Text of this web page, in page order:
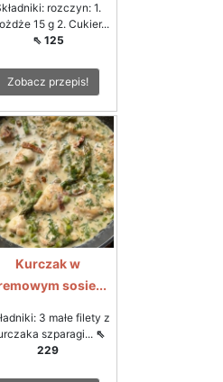
rozczyn: 1.
15 g 2. Cukier...
⇖ 125
Zobacz przepis!
Kurczak w
sosie...
3 małe filety z
szparagi... ⇖
229